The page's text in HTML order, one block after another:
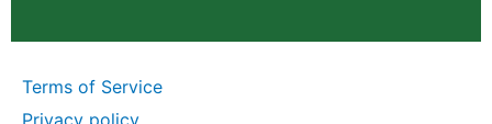
Terms of Service
Privacy policy